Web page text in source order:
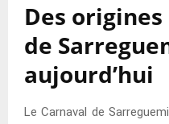
Des
de
aujourd’hui
Le Carnaval de